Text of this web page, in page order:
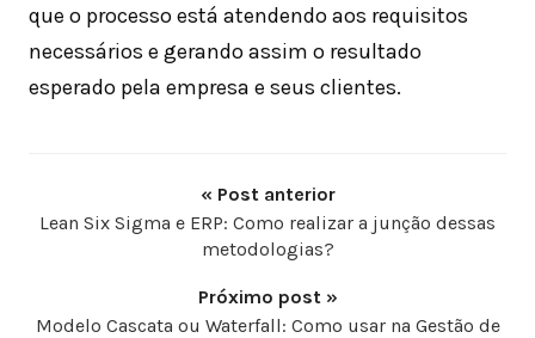
que o processo está atendendo aos requisitos
necessários e gerando assim o resultado
esperado pela empresa e seus clientes.
« Post anterior
Lean Six Sigma e ERP: Como realizar a junção dessas
metodologias?
Próximo post »
Modelo Cascata ou Waterfall: Como usar na Gestão de